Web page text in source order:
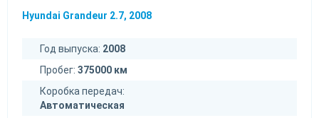
Hyundai Grandeur 2.7, 2008
Год выпуска: 2008
Пробег: 375000 км
Коробка передач:
Автоматическая